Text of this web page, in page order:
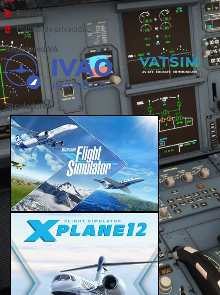
Reglamento
Politica de privacidad
Registered VA
Simuladores